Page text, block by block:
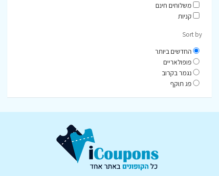
משלוחים חינם
קניות
Sort by
החדשים ביותר
פופולאריים
נגמר בקרוב
פג תוקף